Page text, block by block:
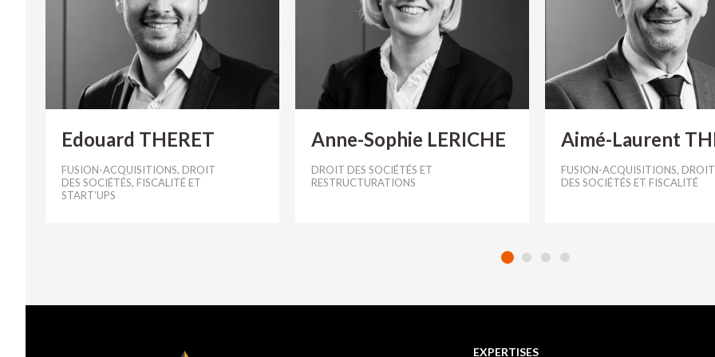
Edouard THERET
FUSION-ACQUISITIONS, DROIT
DES SOCIÉTÉS, FISCALITÉ ET
START’UPS
Anne-Sophie LERICHE
DROIT DES SOCIÉTÉS ET
RESTRUCTURATIONS
Aimé-Laurent
FUSION-ACQUISITIONS, DROIT
DES SOCIÉTÉS ET FISCALITÉ
EXPERTISES